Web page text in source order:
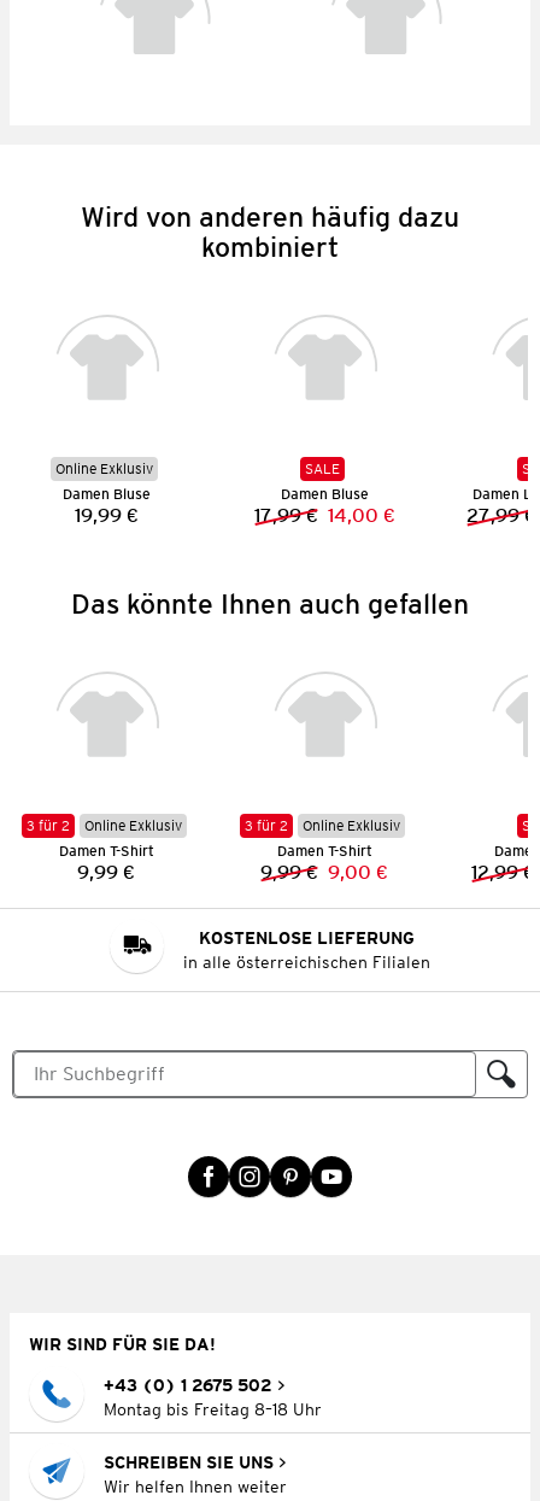
Wird von anderen häufig dazu
kombiniert
Online Exklusiv
Damen Bluse
Preis:
19,99 €
SALE
Damen Bluse
Vorheriger Preis:
17,99 € Neuer Preis:
14,00 €
Damen
27,99 €
Das könnte Ihnen auch gefallen
3 für 2
Online Exklusiv
Damen T-Shirt
Preis:
9,99 €
3 für 2
Online Exklusiv
Damen T-Shirt
Vorheriger Preis:
9,99 € Neuer Preis:
9,00 € 12,99 €
KOSTENLOSE LIEFERUNG
in alle österreichischen Filialen
WIR SIND FÜR SIE DA!
+43 (0) 1 2675 502
Montag bis Freitag 8–18 Uhr
SCHREIBEN SIE UNS
Wir helfen Ihnen weiter